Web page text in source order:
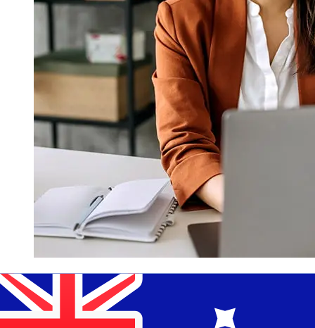
Quanto è veloce un LBBW EUR di
trasferirsi AUD ?